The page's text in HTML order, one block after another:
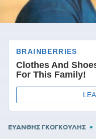
ΕΥΑΝΘΗΣ ΓΚΟΓΚΟΥΛΗΣ •